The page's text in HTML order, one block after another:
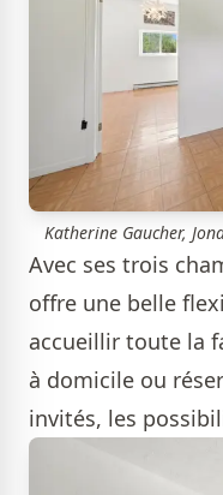
Katherine Gaucher,
Avec ses trois
offre une belle
accueillir toute la
à domicile ou
invités, les